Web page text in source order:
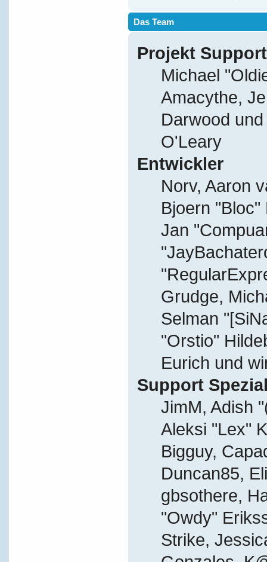
Das Team
Projekt Support
Michael
Amacythe,
Darwood
O'Leary
Entwickler
Norv, Aaron
Bjoern
Jan
Grudge,
Selman
"Orstio"
Eurich und
Support
JimM, Adish
Aleksi "Lex"
Bigguy,
Duncan85,
gbsothere,
"Owdy"
Strike,